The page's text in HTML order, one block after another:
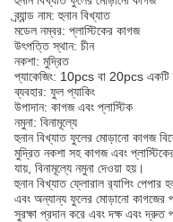
ব্র্যান্ড নাম: হুনান বিখ্যাত
মডেল নম্বর: প্লাস্টিকের কাগজ
উৎপত্তি স্থান: চীন
নকশা: মুদ্রিত
প্যাকেজিং: 10pcs বা 20pcs একটি
ব্যবহার: ফুল প্যাকিং
উপাদান: কাগজ এবং প্লাস্টিক
নমুনা: বিনামূল্যে
হুনান বিখ্যাত ফুলের মোড়ানো কাগজ
মুদ্রিত নকশা সহ কাগজ এবং
যায়, বিনামূল্যে নমুনা দেওয়া হয়।
হুনান বিখ্যাত ফ্লোরাল র‌্যাপিং
এবং অন্যান্য ফুলের মোড়ানো কাগজের
সুরক্ষা প্রদান করে এবং দক্ষ এবং দ্রুত